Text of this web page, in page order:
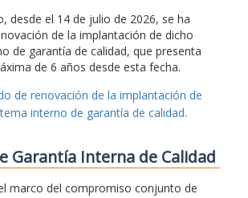
desde el 14 de julio de 2026, se ha
de la implantación de dicho
de garantía de calidad, que presenta
de 6 años desde esta fecha.
de renovación de la implantación de
interno de garantía de calidad.
Garantía Interna de Calidad
marco del compromiso conjunto de